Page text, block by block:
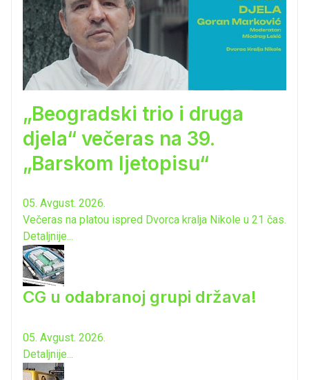
„Beogradski trio i druga
djela“ večeras na 39.
„Barskom ljetopisu“
05. Avgust. 2026.
Večeras na platou ispred Dvorca kralja Nikole u 21 čas.
Detaljnije...
CG u odabranoj grupi država!
05. Avgust. 2026.
Detaljnije...